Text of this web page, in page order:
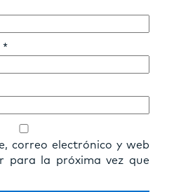
*
correo electrónico y web
para la próxima vez que